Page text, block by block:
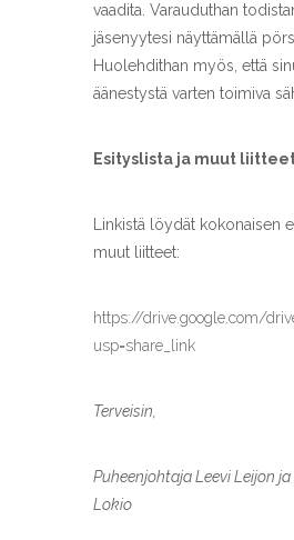
vaadita. Varauduthan
jäsenyytesi näyttämällä
Huolehdithan myös, että
äänestystä varten toimiva
Esityslista ja muut
Linkistä löydät kokonaisen
muut liitteet:
https://drive.google.com/
usp=share_link
Terveisin,
Puheenjohtaja Leevi Leijon
Lokio